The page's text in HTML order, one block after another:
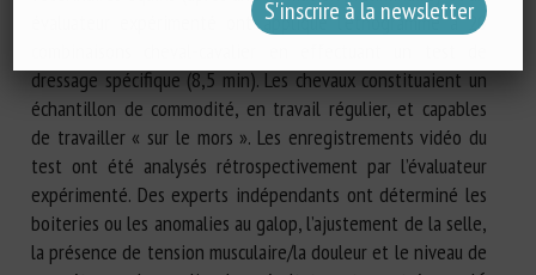
évaluateur expérimenté ont appliqué l’éthogramme à 20
dressage spécifique (8,5 min). Les chevaux constituaient un
échantillon de commodité, en travail régulier, et capables
de travailler « sur le mors ». Les enregistrements vidéo du
test ont été analysés rétrospectivement par l’évaluateur
expérimenté. Des experts indépendants ont déterminé les
boiteries ou les anomalies au galop, l’ajustement de la selle,
la présence de tension musculaire/la douleur et le niveau de